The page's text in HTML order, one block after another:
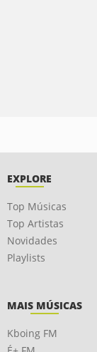
EXPLORE
Top Músicas
Top Artistas
Novidades
Playlists
MAIS MÚSICAS
Kboing FM